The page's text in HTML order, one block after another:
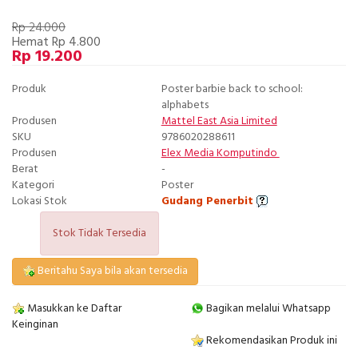
Rp 24.000
Hemat Rp 4.800
Rp 19.200
Produk
Poster barbie back to school:
alphabets
Produsen
Mattel East Asia Limited
SKU
9786020288611
Produsen
Elex Media Komputindo
Berat
-
Kategori
Poster
Lokasi Stok
Gudang Penerbit
Stok Tidak Tersedia
Beritahu Saya bila akan tersedia
Masukkan ke Daftar
Keinginan
Bagikan melalui Whatsapp
Rekomendasikan Produk ini